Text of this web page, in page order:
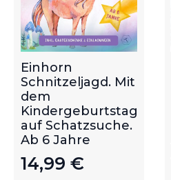
Einhorn
Schnitzeljagd. Mit
dem
Kindergeburtstag
auf Schatzsuche.
Ab 6 Jahre
14,99 €